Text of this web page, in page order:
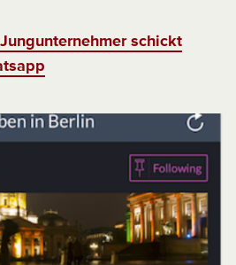
schickt